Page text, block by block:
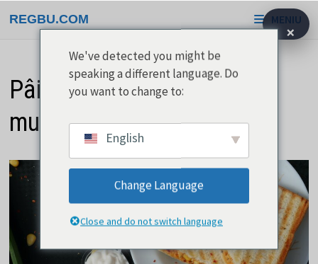
REGBU.COM MENIU
Pâine prăjită franceză în
multe feluri
×
We've detected you might be
speaking a different language. Do
you want to change to:
English
Change Language
Close and do not switch language